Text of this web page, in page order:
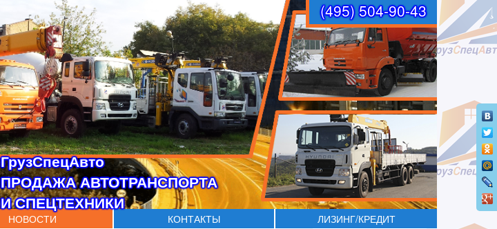
ГрузСпецАвто
ПРОДАЖА АВТОТРАНСПОРТА
И СПЕЦТЕХНИКИ
(495) 504-90-43
НОВОСТИ КОНТАКТЫ ЛИЗИНГ/КРЕДИТ